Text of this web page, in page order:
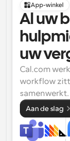
App-winkel
Al uw
uw
Cal.com
workflow
samenwerkt.
Aan de slag